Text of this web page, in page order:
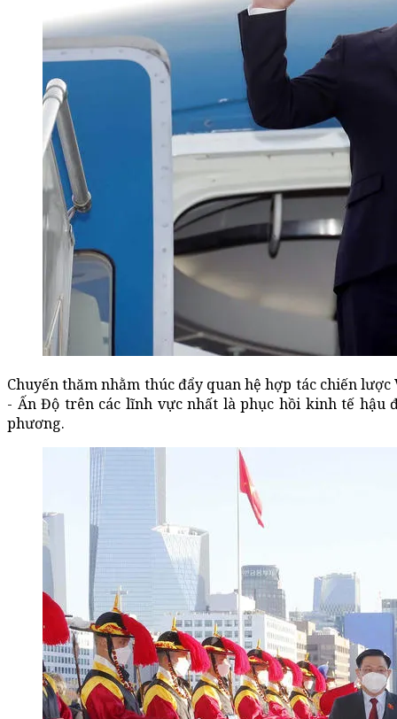
Chuyến thăm nhằm thúc đẩy quan hệ hợp tác chiến
- Ấn Độ trên các lĩnh vực nhất là phục hồi kinh tế hậu
phương.